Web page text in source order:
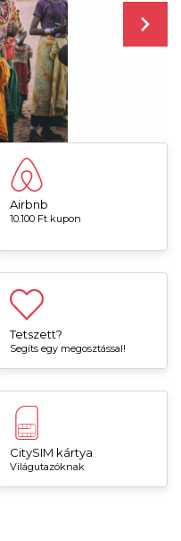
Airbnb
10.100 Ft kupon
Tetszett?
Segíts egy megosztással!
CitySIM kártya
Világutazóknak